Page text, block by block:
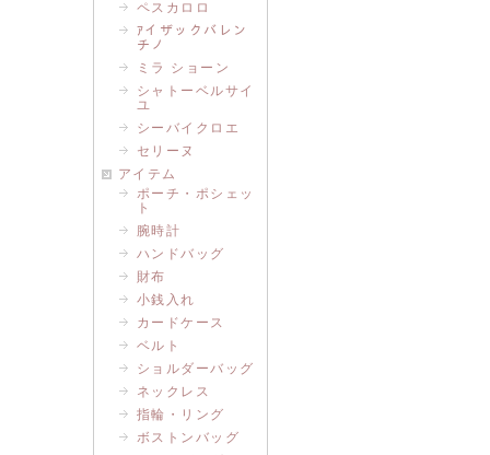
ペスカロロ
ｱイザックバレン
チノ
ミラ ショーン
シャトーベルサイ
ユ
シーバイクロエ
セリーヌ
アイテム
ポーチ・ポシェッ
ト
腕時計
ハンドバッグ
財布
小銭入れ
カードケース
ベルト
ショルダーバッグ
ネックレス
指輪・リング
ボストンバッグ